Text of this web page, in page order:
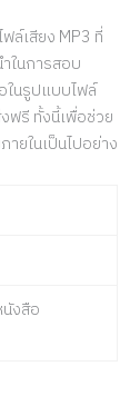
ล์เสียง MP3 ที่
ในการสอบ
ในรูปแบบไฟล์
ฟรี ทั้งนี้เพื่อช่วย
ยในเป็นไปอย่าง
งสือ